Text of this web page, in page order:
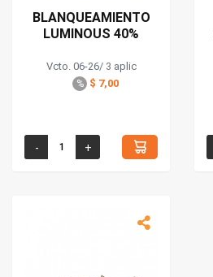
BLANQUEAMIENTO
LUMINOUS 40%
Vcto. 06-26/ 3 aplic
% $ 7,00